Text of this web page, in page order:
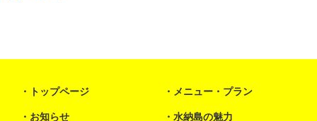
トップページ メニュー・プラン
お知らせ 水納島の魅力